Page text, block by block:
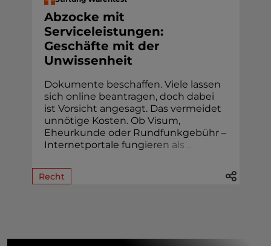
Abzocke mit
Serviceleistungen:
Geschäfte mit der
Unwissenheit
Dokumente beschaffen. Viele lassen
sich online beantragen, doch dabei
ist Vorsicht angesagt. Das vermeidet
unnötige Kosten. Ob Visum,
Eheur­kunde oder Rund­funk­gebühr –
Internetportale fungieren als
Recht